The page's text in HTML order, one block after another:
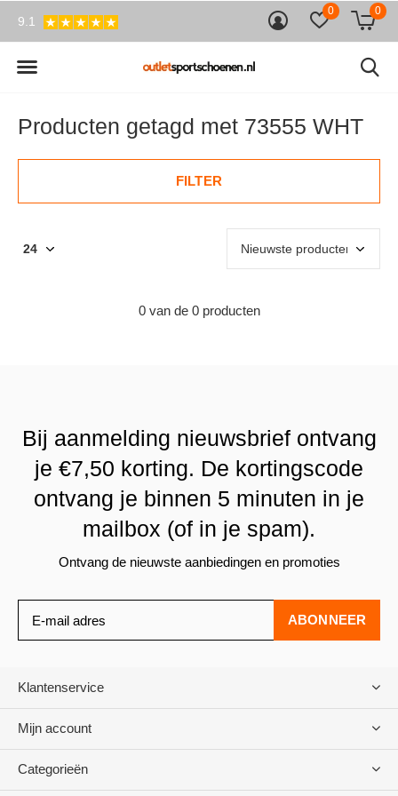
0 0
9.1
Producten getagd met 73555 WHT
FILTER
0 van de 0 producten
Bij aanmelding nieuwsbrief ontvang
je €7,50 korting. De kortingscode
ontvang je binnen 5 minuten in je
mailbox (of in je spam).
Ontvang de nieuwste aanbiedingen en promoties
ABONNEER
Klantenservice
Mijn account
Categorieën